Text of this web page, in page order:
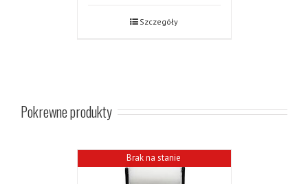
Szczegóły
Pokrewne produkty
Brak na stanie